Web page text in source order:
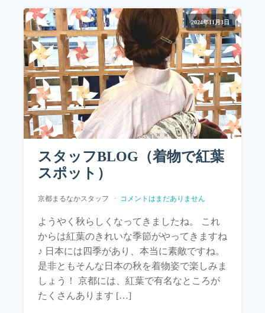
2024年11月3日
スタッフBLOG（着物で紅葉
スポット）
京都まるなかスタッフ コメントはまだありません
ようやく秋らしくなってきましたね。 これ
からは紅葉のきれいな季節がやってきますね
♪ 日本には四季があり、本当に素敵ですね。
是非ともそんな日本の秋を着物姿で楽しみま
しょう！ 京都には、紅葉で有名なところが
たくさんあります […]